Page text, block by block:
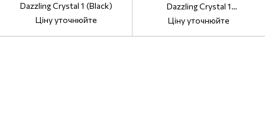
Dazzling Crystal 1 (Black)
Ціну уточнюйте
Dazzling Crystal 1
(Transparent)
Ціну уточнюйте